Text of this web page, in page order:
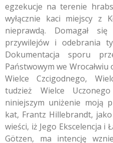
egzekucje na terenie
wyłącznie kaci miejscy z
nieprawdą. Domagał
przywilejów i odebrania
Dokumentacja sporu
Państwowym we Wrocałwiu
Wielce Czcigodnego,
tudzież Wielce
niniejszym uniżenie moją
kat, Frantz Hillebrandt,
wieści, iż Jego Ekscelencja i
Götzen, ma intencję